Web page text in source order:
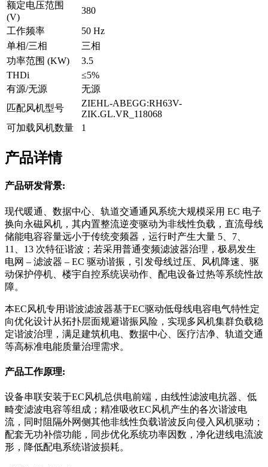
额定电压范围
(V)
380
工作频率
50 Hz
单相/三相
三相
功率范围 (KW)
3.5
THDi
≤5%
有源/无源
无源
匹配风机型号
ZIEHL-ABEGG:RH63V-
ZIK.GL.VR_118068
可加载风机数量
1
产品详情
产品研发背景:
现代暖通、数据中心、轨道交通通风系统大规模采用 EC 电子
换向永磁风机，其内置整流逆变驱动为非线性负载，直流母线
储能电容容量远小于传统变频器，运行时产生大量 5、7、
11、13 次特征谐波；若采用普通变频滤波器治理，极易发生
电网 – 滤波器 – EC 驱动谐振，引发母线过压、风机降速、驱
动保护停机、楼宇自控系统误动作、配电设备过热等系统性故
障。
本EC风机专用谐波滤波器基于EC驱动低母线电容电气特性定
向优化设计从拓扑层面规避谐振风险，实现多风机集群负载稳
定谐波治理，满足建筑机电、数据中心、医疗洁净、轨道交通
等高标准电能质量治理需求。
产品工作原理:
设备串联安装于EC风机总供电前端，由线性滤波电抗器、低
畸变滤波电容等组成；精准吸收EC风机产生的各次谐波电
流，同时阻隔外网侧其他非线性负载谐波反向侵入风机驱动；
配套无功补偿功能，同步优化系统功率因数，净化进线电流波
形，降低配电系统谐波损耗。